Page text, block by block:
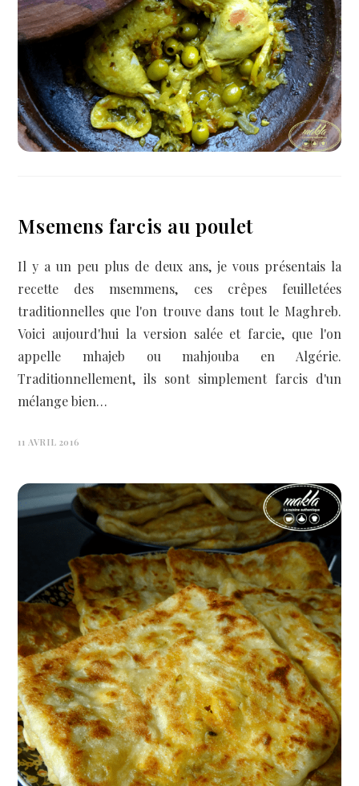
Msemens farcis au poulet
Il y a un peu plus de deux ans, je vous présentais la
recette des msemmens, ces crêpes feuilletées
traditionnelles que l'on trouve dans tout le Maghreb.
Voici aujourd'hui la version salée et farcie, que l'on
appelle mhajeb ou mahjouba en Algérie.
Traditionnellement, ils sont simplement farcis d'un
mélange bien…
11 AVRIL 2016